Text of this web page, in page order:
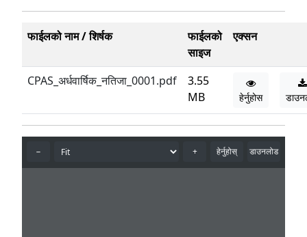
फाईलको नाम / शिर्षक
फाईलको
साइज
एक्सन
CPAS_अर्धवार्षिक_नतिजा_0001.pdf
3.55
MB
हेर्नुहोस